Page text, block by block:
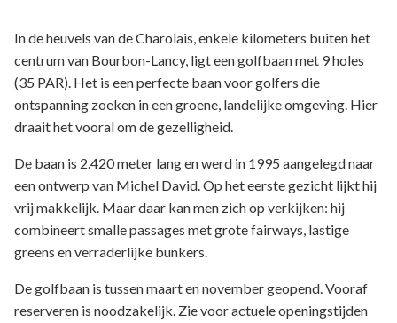
In de heuvels van de Charolais, enkele kilometers buiten het
centrum van Bourbon-Lancy, ligt een golfbaan met 9 holes
(35 PAR). Het is een perfecte baan voor golfers die
ontspanning zoeken in een groene, landelijke omgeving. Hier
draait het vooral om de gezelligheid.
De baan is 2.420 meter lang en werd in 1995 aangelegd naar
een ontwerp van Michel David. Op het eerste gezicht lijkt hij
vrij makkelijk. Maar daar kan men zich op verkijken: hij
combineert smalle passages met grote fairways, lastige
greens en verraderlijke bunkers.
De golfbaan is tussen maart en november geopend. Vooraf
reserveren is noodzakelijk. Zie voor actuele openingstijden